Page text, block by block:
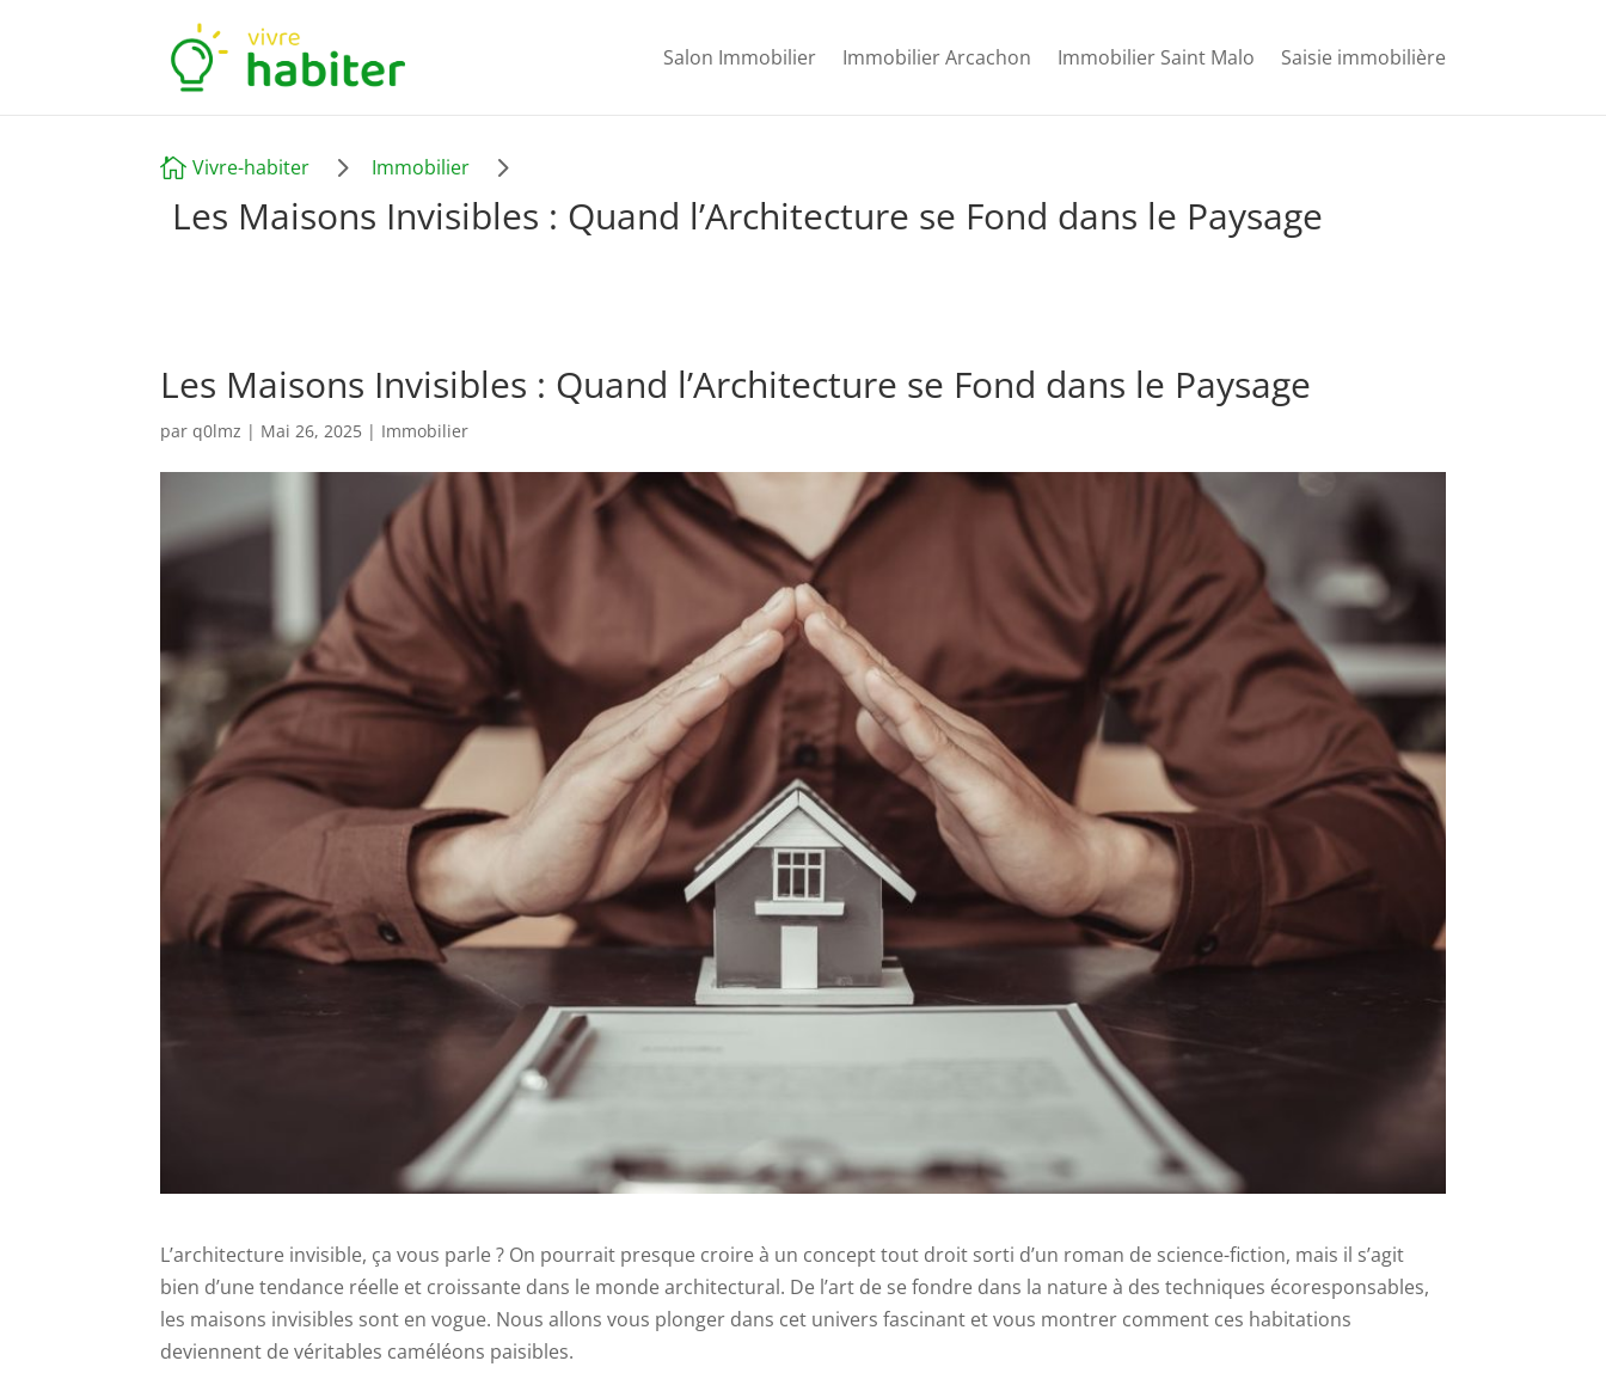
Salon Immobilier Immobilier Arcachon Immobilier Saint Malo Saisie immobilière
 Vivre-habiter 5 Immobilier 5
Les Maisons Invisibles : Quand l’Architecture se Fond dans le Paysage
Les Maisons Invisibles : Quand l’Architecture se Fond dans le Paysage
parq0lmz | Mai 26, 2025 | Immobilier
L’architecture invisible, ça vous parle ? On pourrait presque croire à un concept tout droit sorti d’un roman de science-fiction, mais il s’agit
bien d’une tendance réelle et croissante dans le monde architectural. De l’art de se fondre dans la nature à des techniques écoresponsables,
les maisons invisibles sont en vogue. Nous allons vous plonger dans cet univers fascinant et vous montrer comment ces habitations
deviennent de véritables caméléons paisibles.